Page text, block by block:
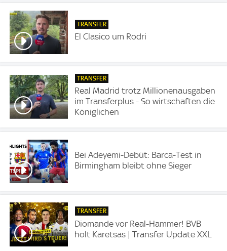
TRANSFER
El Clasico um Rodri
TRANSFER
Real Madrid trotz Millionenausgaben
im Transferplus - So wirtschaften die
Königlichen
Bei Adeyemi-Debüt: Barca-Test in
Birmingham bleibt ohne Sieger
TRANSFER
Diomande vor Real-Hammer! BVB
holt Karetsas | Transfer Update XXL